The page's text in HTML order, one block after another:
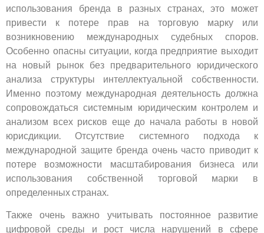
использования бренда в разных странах, это может
привести к потере прав на торговую марку или
возникновению международных судебных споров.
Особенно опасны ситуации, когда предприятие выходит
на новый рынок без предварительного юридического
анализа структуры интеллектуальной собственности.
Именно поэтому международная деятельность должна
сопровождаться системным юридическим контролем и
анализом всех рисков еще до начала работы в новой
юрисдикции. Отсутствие системного подхода к
международной защите бренда очень часто приводит к
потере возможности масштабирования бизнеса или
использования собственной торговой марки в
определенных странах.
Также очень важно учитывать постоянное развитие
цифровой среды и рост числа нарушений в сфере